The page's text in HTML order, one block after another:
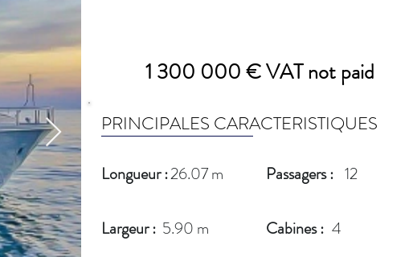
1 300 000 € VAT not paid
PRINCIPALES CARACTERISTIQUES
Longueur :26.07 m Passagers : 12
Largeur : 5.90 m Cabines : 4